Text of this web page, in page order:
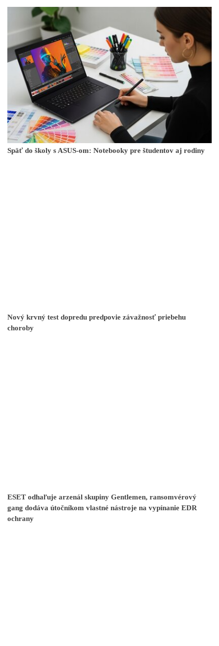
Späť do školy s ASUS-om: Notebooky pre študentov aj rodiny
Nový krvný test dopredu predpovie závažnosť priebehu
choroby
ESET odhaľuje arzenál skupiny Gentlemen, ransomvérový
gang dodáva útočníkom vlastné nástroje na vypínanie EDR
ochrany